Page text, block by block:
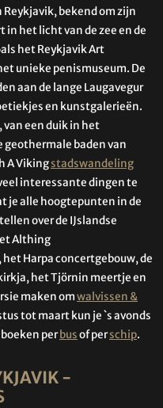
bekend om zijn
het licht van de zee en de
het Reykjavik Art
unieke penismuseum. De
aan de lange Laugavegur
en kunstgalerieën.
een duik in het
geothermale baden van
A Vikingstadswandeling
interessante dingen te
je alle hoogtepunten in de
over de IJslandse
Althing
Harpa concertgebouw, de
het Tjörnin meertje en
maken omwalvissen &
tot maart kun je `s avonds
perbusof perschip.
-